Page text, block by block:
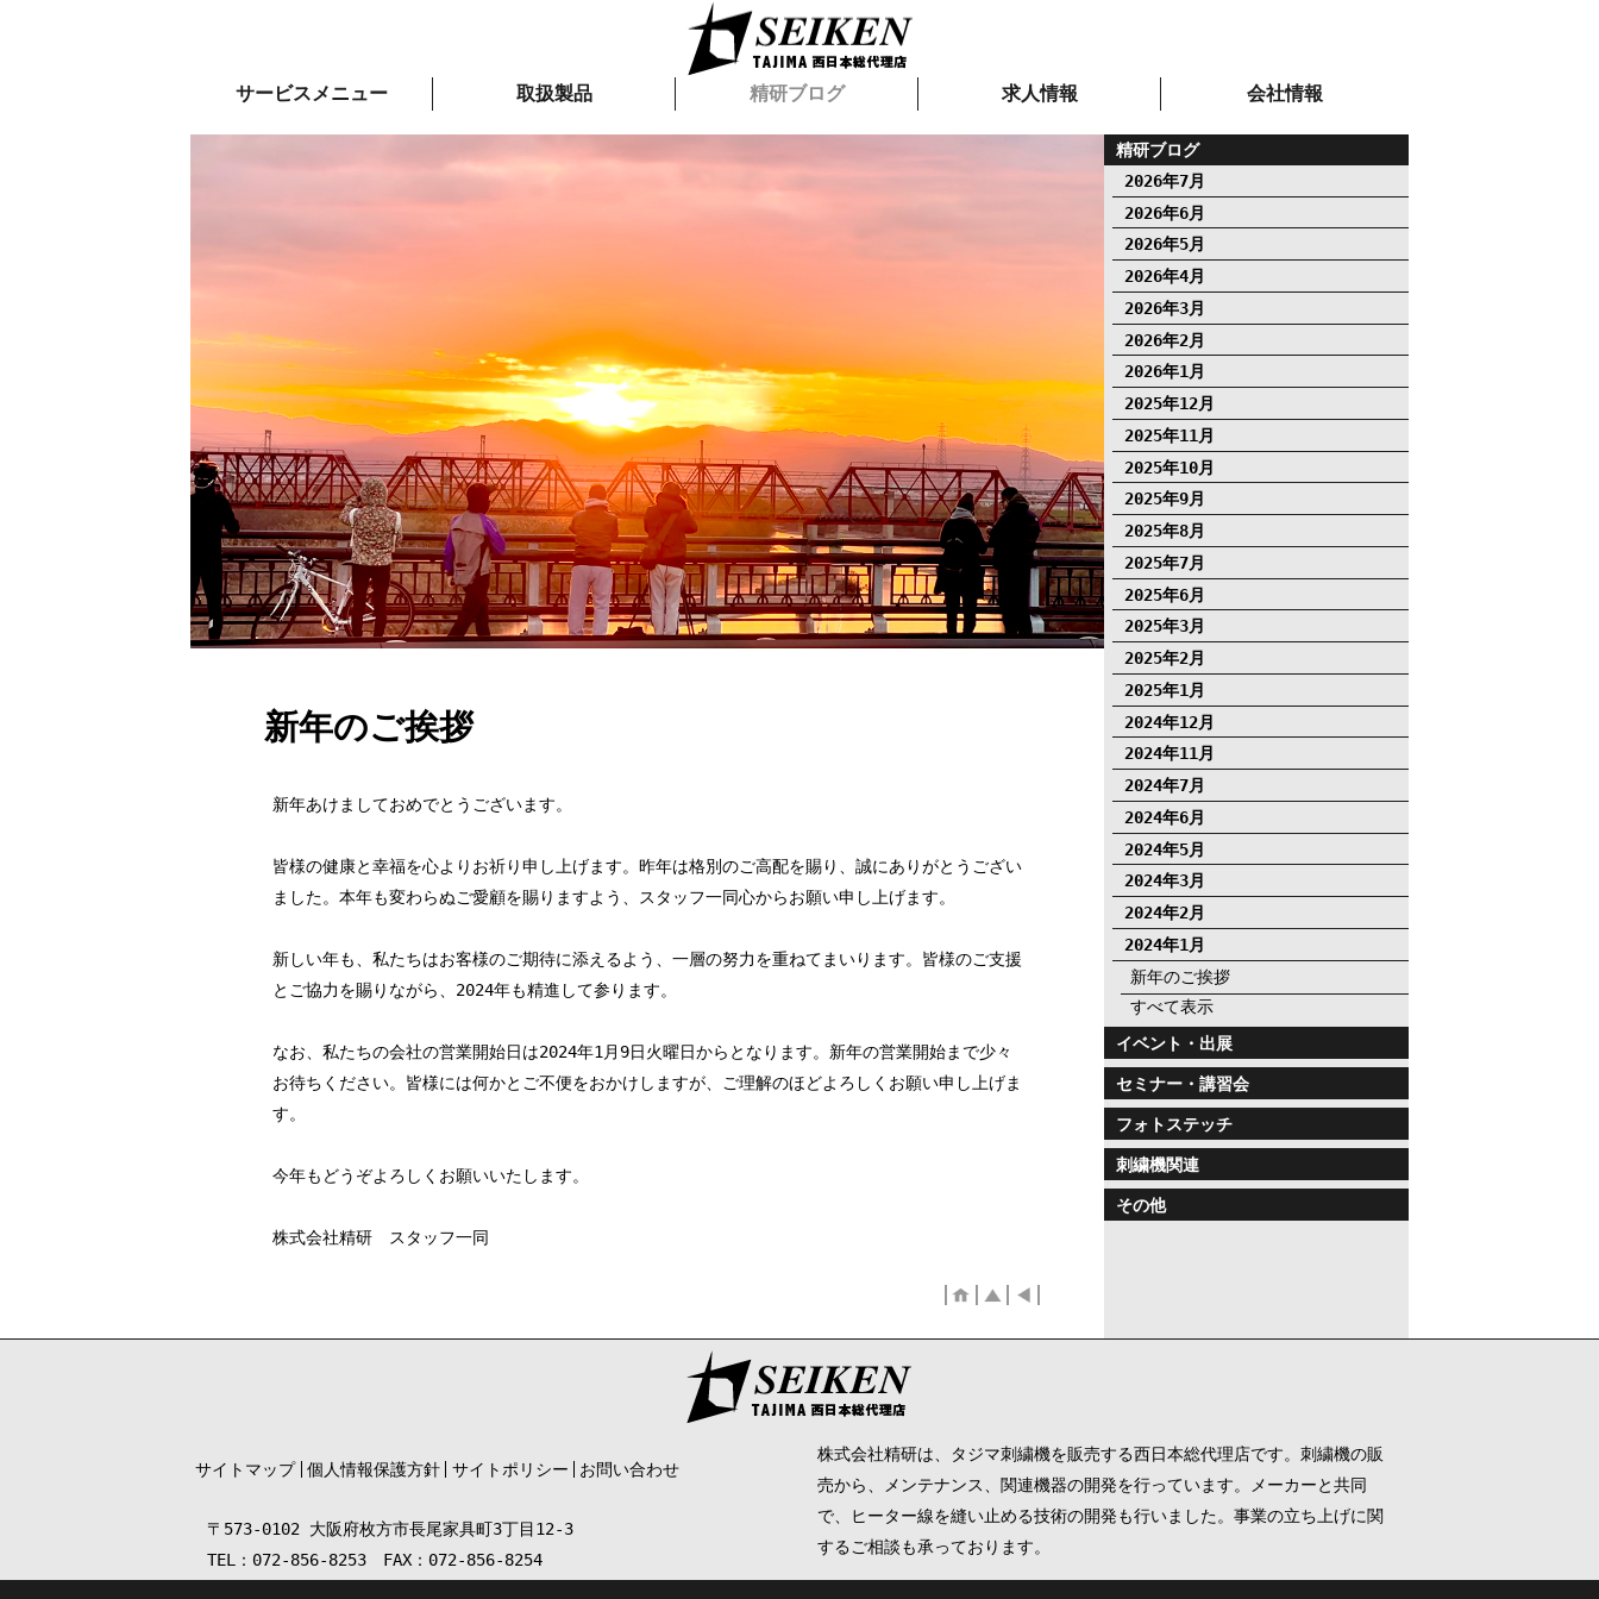
サービスメニュー 取扱製品 精研ブログ 求人情報 会社情報
新年のご挨拶
新年あけましておめでとうございます。
皆様の健康と幸福を心よりお祈り申し上げます。昨年は格別のご高配を賜り、誠にありがとうござい
ました。本年も変わらぬご愛顧を賜りますよう、スタッフ一同心からお願い申し上げます。
新しい年も、私たちはお客様のご期待に添えるよう、一層の努力を重ねてまいります。皆様のご支援
とご協力を賜りながら、2024年も精進して参ります。
なお、私たちの会社の営業開始日は2024年1月9日火曜日からとなります。新年の営業開始まで少々
お待ちください。皆様には何かとご不便をおかけしますが、ご理解のほどよろしくお願い申し上げま
す。
今年もどうぞよろしくお願いいたします。
株式会社精研 スタッフ一同
精研ブログ
2026年7月
2026年6月
2026年5月
2026年4月
2026年3月
2026年2月
2026年1月
2025年12月
2025年11月
2025年10月
2025年9月
2025年8月
2025年7月
2025年6月
2025年3月
2025年2月
2025年1月
2024年12月
2024年11月
2024年7月
2024年6月
2024年5月
2024年3月
2024年2月
2024年1月
新年のご挨拶
すべて表示
イベント・出展
セミナー・講習会
フォトステッチ
刺繍機関連
その他
サイトマップ 個人情報保護方針 サイトポリシー お問い合わせ
〒573-0102 大阪府枚方市長尾家具町3丁目12-3
TEL：072-856-8253 FAX：072-856-8254
株式会社精研は、タジマ刺繍機を販売する西日本総代理店です。刺繍機の販
売から、メンテナンス、関連機器の開発を行っています。メーカーと共同
で、ヒーター線を縫い止める技術の開発も行いました。事業の立ち上げに関
するご相談も承っております。